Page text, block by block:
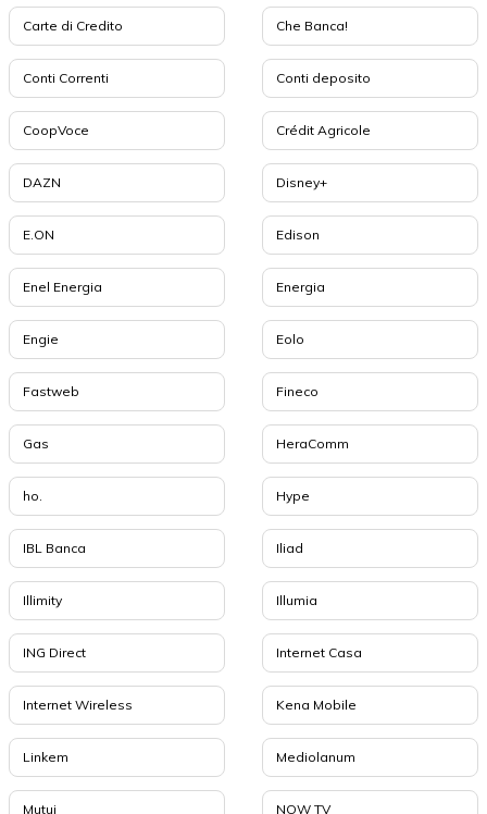
Carte di Credito Che Banca!
Conti Correnti Conti deposito
CoopVoce Crédit Agricole
DAZN Disney+
E.ON Edison
Enel Energia Energia
Engie Eolo
Fastweb Fineco
Gas HeraComm
ho. Hype
IBL Banca Iliad
Illimity Illumia
ING Direct Internet Casa
Internet Wireless Kena Mobile
Linkem Mediolanum
Mutui NOW TV